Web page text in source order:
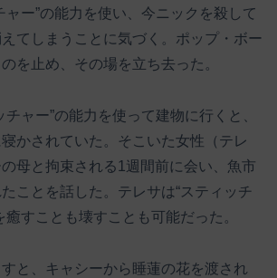
ャー”の能力を使い、今ニックを殺して
えてしまうことに気づく。ポップ・ボー
を止め、その場を立ち去った。
チャー”の能力を使って建物に行くと、
かされていた。そこいた女性（テレ
母と拘束される1週間前に会い、魚市
ことを話した。テレサは“スティッチ
癒すことも壊すことも可能だった。
と、キャシーから睡蓮の花を渡され